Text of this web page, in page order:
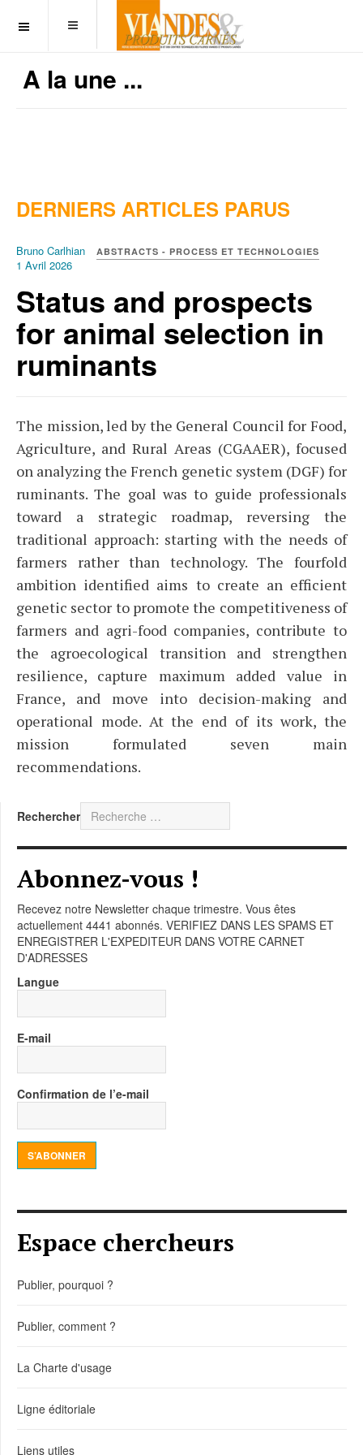
OFF CANVAS
A la une ...
DERNIERS ARTICLES PARUS
Bruno Carlhian ABSTRACTS - PROCESS ET TECHNOLOGIES
1 Avril 2026
Status and prospects
for animal selection in
ruminants
The mission, led by the General Council for Food,
Agriculture, and Rural Areas (CGAAER), focused
on analyzing the French genetic system (DGF) for
ruminants. The goal was to guide professionals
toward a strategic roadmap, reversing the
traditional approach: starting with the needs of
farmers rather than technology. The fourfold
ambition identified aims to create an efficient
genetic sector to promote the competitiveness of
farmers and agri-food companies, contribute to
the agroecological transition and strengthen
resilience, capture maximum added value in
France, and move into decision-making and
operational mode. At the end of its work, the
mission formulated seven main
recommendations.
Rechercher
Abonnez-vous !
Recevez notre Newsletter chaque trimestre. Vous êtes
actuellement 4441 abonnés. VERIFIEZ DANS LES SPAMS ET
ENREGISTRER L'EXPEDITEUR DANS VOTRE CARNET
D'ADRESSES
Langue
E-mail
Confirmation de l’e-mail
S’ABONNER
Espace chercheurs
Publier, pourquoi ?
Publier, comment ?
La Charte d'usage
Ligne éditoriale
Liens utiles